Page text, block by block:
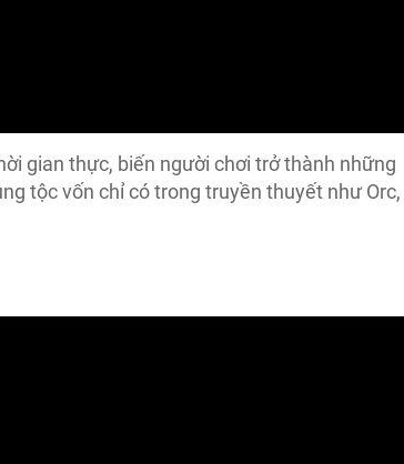
gian thực, biến người chơi trở thành những
tộc vốn chỉ có trong truyền thuyết như Orc,